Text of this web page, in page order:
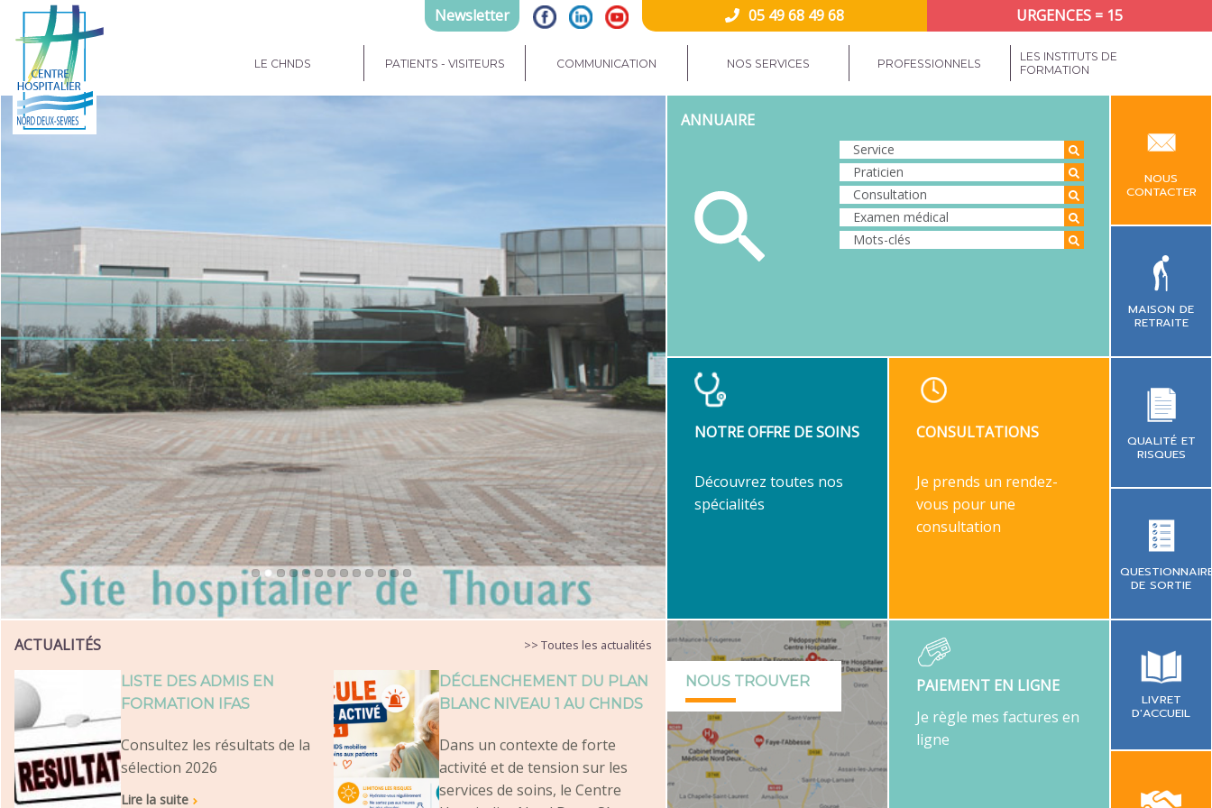
LE CHNDS PATIENTS - VISITEURS COMMUNICATION NOS SERVICES PROFESSIONNELS
LES INSTITUTS DE
FORMATION
URGENCES = 15
05 49 68 49 68
Newsletter
ACTUALITÉS
LISTE DES ADMIS EN
FORMATION IFAS
Consultez les résultats de la
sélection 2026
Lire la suite
DÉCLENCHEMENT DU PLAN
BLANC NIVEAU 1 AU CHNDS
Dans un contexte de forte
activité et de tension sur les
services de soins, le Centre
>> Toutes les actualités
ANNUAIRE
NOTRE OFFRE DE SOINS
Découvrez toutes nos
spécialités
CONSULTATIONS
Je prends un rendez-
vous pour une
consultation
NOUS TROUVER
PAIEMENT EN LIGNE
Je règle mes factures en
ligne
NOUS
CONTACTER
MAISON DE
RETRAITE
QUALITÉ ET
RISQUES
DE SORTIE
LIVRET
D'ACCUEIL